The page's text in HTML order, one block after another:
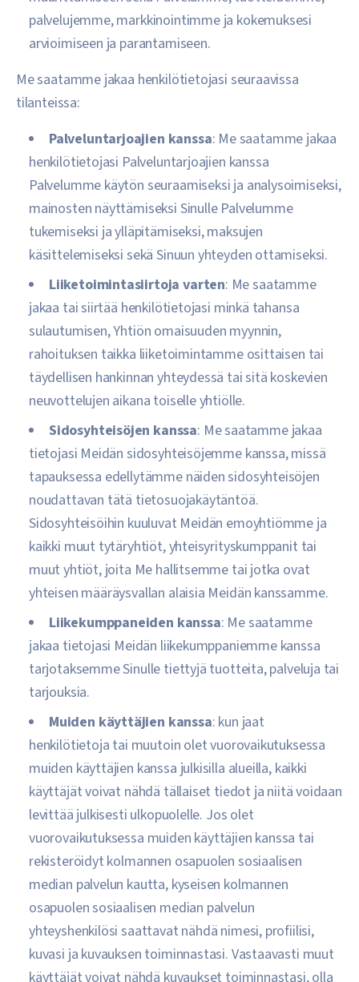
palvelujemme, markkinointimme ja kokemuksesi
arvioimiseen ja parantamiseen.
Me saatamme jakaa henkilötietojasi seuraavissa
tilanteissa:
Palveluntarjoajien kanssa: Me saatamme jakaa
henkilötietojasi Palveluntarjoajien kanssa
Palvelumme käytön seuraamiseksi ja analysoimiseksi,
mainosten näyttämiseksi Sinulle Palvelumme
tukemiseksi ja ylläpitämiseksi, maksujen
käsittelemiseksi sekä Sinuun yhteyden ottamiseksi.
Liiketoimintasiirtoja varten: Me saatamme
jakaa tai siirtää henkilötietojasi minkä tahansa
sulautumisen, Yhtiön omaisuuden myynnin,
rahoituksen taikka liiketoimintamme osittaisen tai
täydellisen hankinnan yhteydessä tai sitä koskevien
neuvottelujen aikana toiselle yhtiölle.
Sidosyhteisöjen kanssa: Me saatamme jakaa
tietojasi Meidän sidosyhteisöjemme kanssa, missä
tapauksessa edellytämme näiden sidosyhteisöjen
noudattavan tätä tietosuojakäytäntöä.
Sidosyhteisöihin kuuluvat Meidän emoyhtiömme ja
kaikki muut tytäryhtiöt, yhteisyrityskumppanit tai
muut yhtiöt, joita Me hallitsemme tai jotka ovat
yhteisen määräysvallan alaisia Meidän kanssamme.
Liikekumppaneiden kanssa: Me saatamme
jakaa tietojasi Meidän liikekumppaniemme kanssa
tarjotaksemme Sinulle tiettyjä tuotteita, palveluja tai
tarjouksia.
Muiden käyttäjien kanssa: kun jaat
henkilötietoja tai muutoin olet vuorovaikutuksessa
muiden käyttäjien kanssa julkisilla alueilla, kaikki
käyttäjät voivat nähdä tällaiset tiedot ja niitä voidaan
levittää julkisesti ulkopuolelle. Jos olet
vuorovaikutuksessa muiden käyttäjien kanssa tai
rekisteröidyt kolmannen osapuolen sosiaalisen
median palvelun kautta, kyseisen kolmannen
osapuolen sosiaalisen median palvelun
yhteyshenkilösi saattavat nähdä nimesi, profiilisi,
kuvasi ja kuvauksen toiminnastasi. Vastaavasti muut
käyttäjät voivat nähdä kuvaukset toiminnastasi, olla